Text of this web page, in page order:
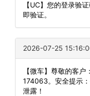
【UC】您的登录验
即验证。
2026-07-25
【微车】尊敬的客
174063。安全提示
泄露！